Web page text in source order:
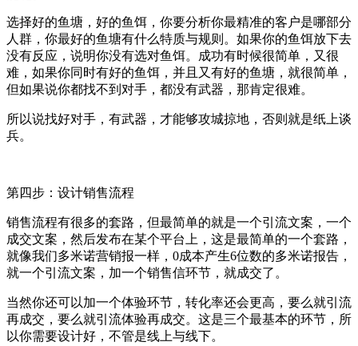
选择好的鱼塘，好的鱼饵，你要分析你最精准的客户是哪部分
人群，你最好的鱼塘有什么特质与规则。如果你的鱼饵放下去
没有反应，说明你没有选对鱼饵。成功有时候很简单，又很
难，如果你同时有好的鱼饵，并且又有好的鱼塘，就很简单，
但如果说你都找不到对手，都没有武器，那肯定很难。
所以说找好对手，有武器，才能够攻城掠地，否则就是纸上谈
兵。
第四步：设计销售流程
销售流程有很多的套路，但最简单的就是一个引流文案，一个
成交文案，然后发布在某个平台上，这是最简单的一个套路，
就像我们多米诺营销报一样，0成本产生6位数的多米诺报告，
就一个引流文案，加一个销售信环节，就成交了。
当然你还可以加一个体验环节，转化率还会更高，要么就引流
再成交，要么就引流体验再成交。这是三个最基本的环节，所
以你需要设计好，不管是线上与线下。